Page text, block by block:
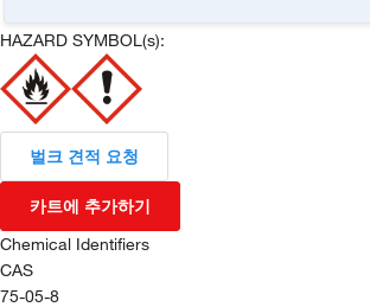
HAZARD SYMBOL(s):
벌크 견적 요청
카트에 추가하기
Chemical Identifiers
CAS
75-05-8